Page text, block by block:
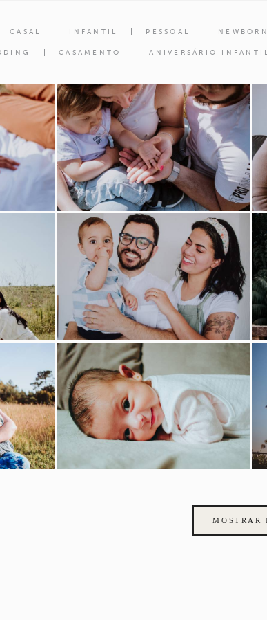
CASAL INFANTIL PESSOAL
CASAMENTO ANIVERSÁRIO INFANTIL
MOSTRAR